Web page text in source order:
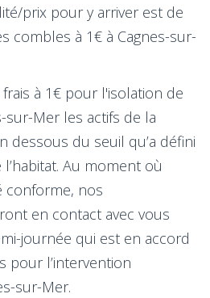
prix pour y arriver est de
combles à 1€ à Cagnes-sur-
à 1€ pour l'isolation de
sur-Mer les actifs de la
dessous du seuil qu’a défini
l’habitat. Au moment où
conforme, nos
en contact avec vous
journée qui est en accord
pour l’intervention
sur-Mer.